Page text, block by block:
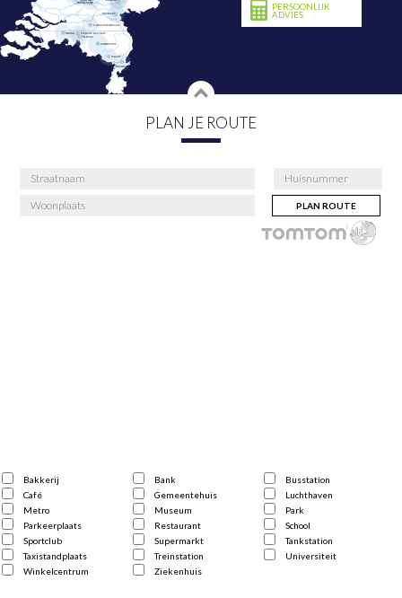
PERSOONLIJK
ADVIES
PLAN JE ROUTE
PLAN ROUTE
Bakkerij Bank
Busstation
Café
Gemeentehuis
Luchthaven
Metro
Museum
Park
Parkeerplaats
Restaurant
School
Sportclub
Supermarkt
Tankstation
Taxistandplaats
Treinstation
Universiteit
Winkelcentrum
Ziekenhuis